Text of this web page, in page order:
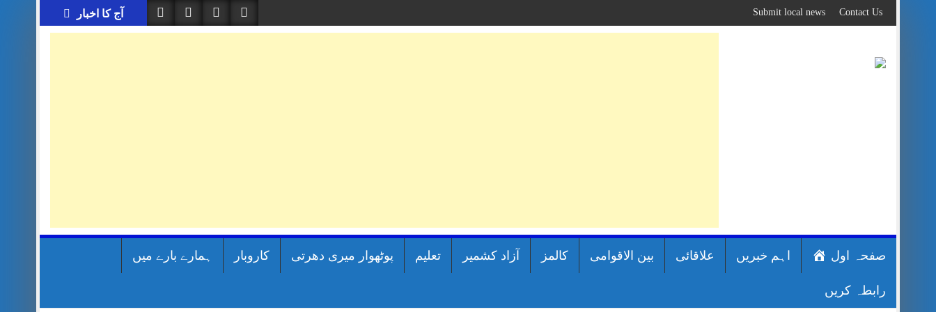
to
content
آج کا اخبار Contact Us
Submit local news
صفحہ اول اہم خبریں علاقائی بین الاقوامی کالمز آزاد کشمیر تعلیم پوٹھوار میری دھرتی کاروبار ہمارے بارے میں
رابطہ کریں